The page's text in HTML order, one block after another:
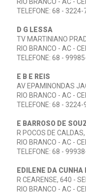
RIO BRANCO - AC -
TELEFONE: 68 - 3224-
D G LESSA
TV MARTINIANO
RIO BRANCO - AC -
TELEFONE: 68 -
E B E REIS
AV EPAMINONDAS
RIO BRANCO - AC -
TELEFONE: 68 - 3224-
E BARROSO DE
R POCOS DE
RIO BRANCO - AC -
TELEFONE: 68 -
EDILENE DA CUNHA
R CEARENSE, 640 -
RIO BRANCO - AC -